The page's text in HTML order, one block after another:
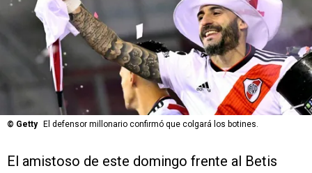
© Getty El defensor millonario confirmó que colgará los botines.
El amistoso de este domingo frente al Betis